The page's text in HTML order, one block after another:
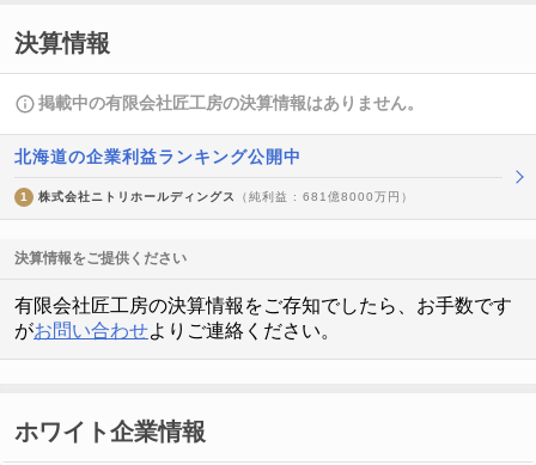
決算情報
掲載中の有限会社匠工房の決算情報はありません。
北海道の企業利益ランキング公開中
1 株式会社ニトリホールディングス （純利益 : 681億8000万円）
決算情報をご提供ください
有限会社匠工房の決算情報をご存知でしたら、お手数です
がお問い合わせよりご連絡ください。
ホワイト企業情報